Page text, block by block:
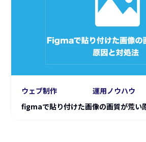
ウェブ制作 運用ノウハウ
figmaで貼り付けた画像の画質が荒い